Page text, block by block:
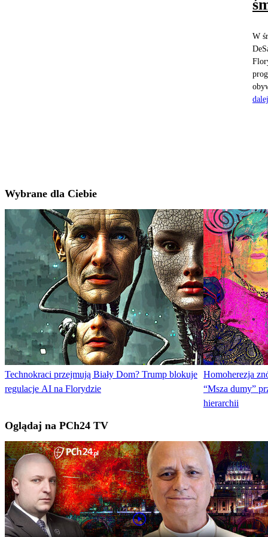
W
dalej
Wybrane dla Ciebie
Technokraci przejmują Biały Dom? Trump blokuje
regulacje AI na Florydzie
Homoherezja
“Msza dumy”
hierarchii
Oglądaj na PCh24 TV